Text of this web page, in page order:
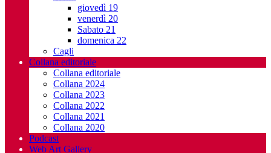
giovedì 19
venerdì 20
Sabato 21
domenica 22
Cagli
Collana editoriale
Collana editoriale
Collana 2024
Collana 2023
Collana 2022
Collana 2021
Collana 2020
Podcast
Web Art Gallery